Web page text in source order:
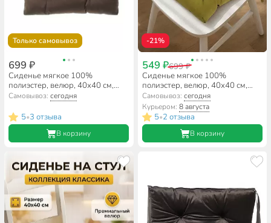
Только самовывоз
699 ₽
Сиденье мягкое 100%
полиэстер, велюр, 40х40 см,
шоколад, Классика, 5514607
Самовывоз:сегодня
5•3 отзыва
В корзину
-21%
549 ₽699 ₽
Сиденье мягкое 100%
полиэстер, велюр, 40х40 см,
болото, Сказка На Ночь,
Классика
Самовывоз: сегодня
Курьером: 8 августа
5•2 отзыва
В корзину